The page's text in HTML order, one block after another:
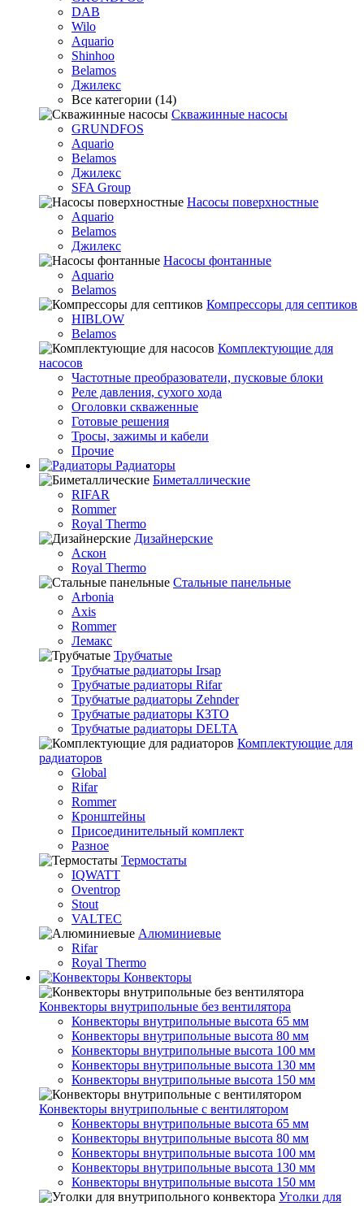
DAB
Wilo
Aquario
Shinhoo
Belamos
Джилекс
Все категории (14)
Скважинные насосы
GRUNDFOS
Aquario
Belamos
Джилекс
SFA Group
Насосы поверхностные
Aquario
Belamos
Джилекс
Насосы фонтанные
Aquario
Belamos
Компрессоры для септиков
HIBLOW
Belamos
Комплектующие для
насосов
Частотные преобразователи, пусковые блоки
Реле давления, сухого хода
Оголовки скваженные
Готовые решения
Тросы, зажимы и кабели
Прочие
Радиаторы
Биметаллические
RIFAR
Rommer
Royal Thermo
Дизайнерские
Аскон
Royal Thermo
Стальные панельные
Arbonia
Axis
Rommer
Лемакс
Трубчатые
Трубчатые радиаторы Irsap
Трубчатые радиаторы Rifar
Трубчатые радиаторы Zehnder
Трубчатые радиаторы КЗТО
Трубчатые радиаторы DELTA
Комплектующие для
радиаторов
Global
Rifar
Rommer
Кронштейны
Присоединительный комплект
Разное
Термостаты
IQWATT
Oventrop
Stout
VALTEC
Алюминиевые
Rifar
Royal Thermo
Конвекторы
Конвекторы внутрипольные без вентилятора
Конвекторы внутрипольные высота 65 мм
Конвекторы внутрипольные высота 80 мм
Конвекторы внутрипольные высота 100 мм
Конвекторы внутрипольные высота 130 мм
Конвекторы внутрипольные высота 150 мм
Конвекторы внутрипольные с вентилятором
Конвекторы внутрипольные высота 65 мм
Конвекторы внутрипольные высота 80 мм
Конвекторы внутрипольные высота 100 мм
Конвекторы внутрипольные высота 130 мм
Конвекторы внутрипольные высота 150 мм
Уголки для